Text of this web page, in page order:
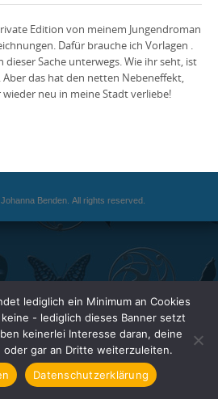
Edition von meinem Jungendroman
Dafür brauche ich Vorlagen .
dieser Sache unterwegs. Wie ihr seht, ist
Aber das hat den netten Nebeneffekt,
neu in meine Stadt verliebe!
Benden. All rights reserved.
lediglich ein Minimum an Cookies
- lediglich dieses Banner setzt
keinerlei Interesse daran, deine
oder gar an Dritte weiterzuleiten.
Datenschutzerklärung